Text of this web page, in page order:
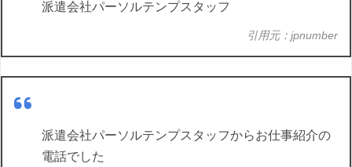
派遣会社パーソルテンプスタッフ
引用元：jpnumber
派遣会社パーソルテンプスタッフからお仕事紹介の
電話でした